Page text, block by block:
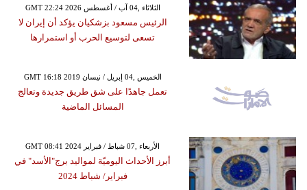
GMT 22:24 2026 الثلاثاء ,04 آب / أغسطس
الرئيس مسعود بزشكيان يؤكد أن إيران لا
تسعى لتوسيع الحرب أو استمرارها
GMT 16:18 2019 الخميس ,04 إبريل / نيسان
تعمل جاهدًا على شق طريق جديدة وتعالج
المسائل الماضية
GMT 08:41 2024 الأربعاء ,07 شباط / فبراير
أبرز الأحداث اليوميّة لمواليد برج"الأسد" في
فبراير/ شباط 2024